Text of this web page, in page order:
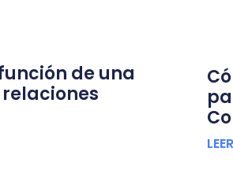
de una